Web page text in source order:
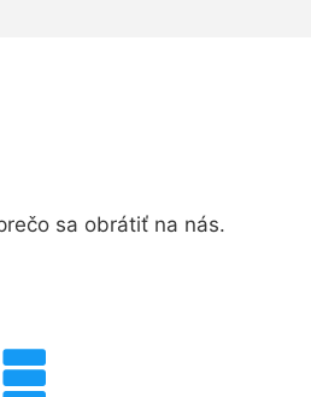
sa obrátiť na nás.